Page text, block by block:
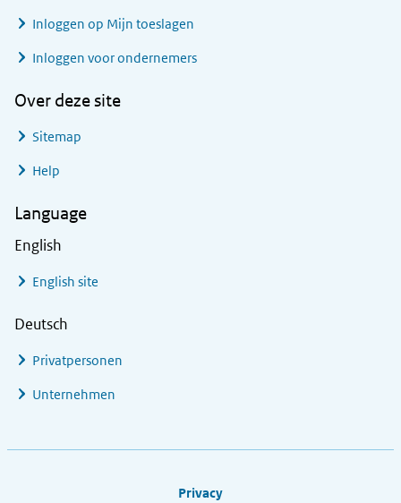
Inloggen op Mijn toeslagen
Inloggen voor ondernemers
Over deze site
Sitemap
Help
Language
English
English site
Deutsch
Privatpersonen
Unternehmen
Privacy